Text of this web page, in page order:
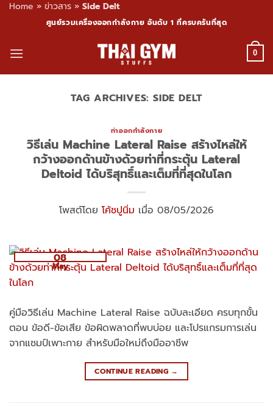
Home » ข่าวสาร » Side Delt
content
ศูนย์รวมเครื่องออกกำลังกาย อันดับ 1 ที่ครบครันที่สุด
0
TAG ARCHIVES: SIDE DELT
ท่าออกกำลังกาย
วิธีเล่น Machine Lateral Raise สร้างไหล่ให้
กว้างออกด้านข้างด้วยท่าที่กระตุ้น Lateral
Deltoid ได้บริสุทธิ์และเต็มที่ที่สุดในโลก
โพสต์โดย โค้ชปูนิ่ม เมื่อ 08/05/2026
08
May
คู่มือวิธีเล่น Machine Lateral Raise ฉบับละเอียด ครบทุกขั้น
ตอน ข้อดี-ข้อเสีย ข้อผิดพลาดที่พบบ่อย และโปรแกรมการเล่น
จากแชมป์เพาะกาย สำหรับมือใหม่ถึงมืออาชีพ
CONTINUE READING →